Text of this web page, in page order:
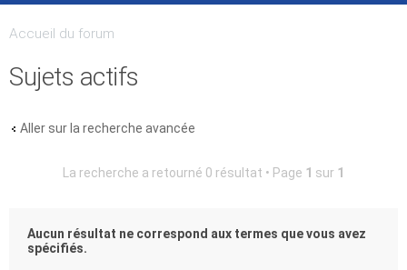
Accueil du forum
Sujets actifs
Aller sur la recherche avancée
La recherche a retourné 0 résultat • Page 1 sur 1
Aucun résultat ne correspond aux termes que vous avez
spécifiés.